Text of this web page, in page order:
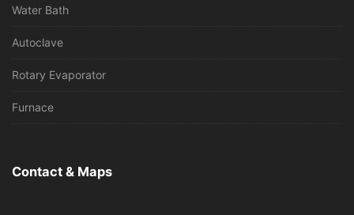
Water Bath
Autoclave
Rotary Evaporator
Furnace
Contact & Maps